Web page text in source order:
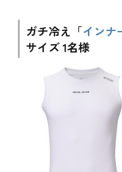
ガチ冷え「インナ
サイズ 1名様